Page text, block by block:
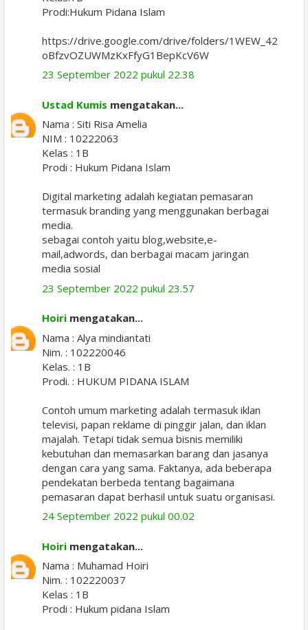
Prodi:Hukum Pidana Islam
https://drive.google.com/drive/folders/1WEW_42
oBfzvOZUWMzKxFfyG1BepKcV6W
23 September 2022 pukul 22.38
Ustad Kumis mengatakan...
Nama : Siti Risa Amelia
NIM : 10222063
Kelas : 1B
Prodi : Hukum Pidana Islam
Digital marketing adalah kegiatan pemasaran
termasuk branding yang menggunakan berbagai
media.
sebagai contoh yaitu blog,website,e-
mail,adwords, dan berbagai macam jaringan
media sosial
23 September 2022 pukul 23.57
Hoiri mengatakan...
Nama : Alya mindiantati
Nim. : 102220046
Kelas. : 1B
Prodi. : HUKUM PIDANA ISLAM
Contoh umum marketing adalah termasuk iklan
televisi, papan reklame di pinggir jalan, dan iklan
majalah. Tetapi tidak semua bisnis memiliki
kebutuhan dan memasarkan barang dan jasanya
dengan cara yang sama. Faktanya, ada beberapa
pendekatan berbeda tentang bagaimana
pemasaran dapat berhasil untuk suatu organisasi.
24 September 2022 pukul 00.02
Hoiri mengatakan...
Nama : Muhamad Hoiri
Nim. : 102220037
Kelas : 1B
Prodi : Hukum pidana Islam